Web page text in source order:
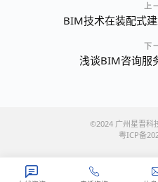
上
BIM技术在装配式
下
浅谈BIM咨询服
©2024 广州星晋科
粤ICP备